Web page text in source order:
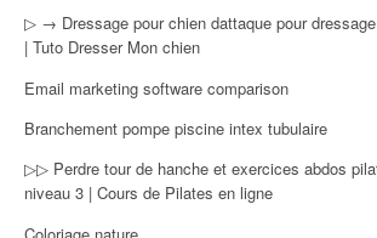
▷ → Dressage pour chien dattaque pour
| Tuto Dresser Mon chien
Email marketing software comparison
Branchement pompe piscine intex tubulaire
▷▷ Perdre tour de hanche et exercices abdos
niveau 3 | Cours de Pilates en ligne